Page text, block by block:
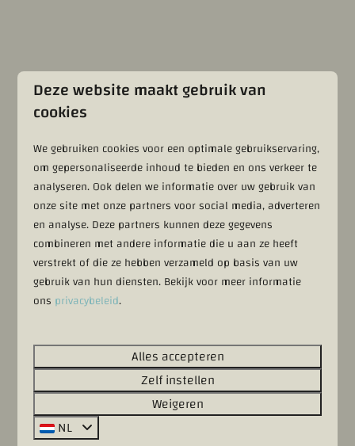
Contactformulier
Naam
Email
Opmerking of vraagOptioneel
Deze website maakt gebruik van
cookies
We gebruiken cookies voor een optimale gebruikservaring,
om gepersonaliseerde inhoud te bieden en ons verkeer te
analyseren. Ook delen we informatie over uw gebruik van
onze site met onze partners voor social media, adverteren
en analyse. Deze partners kunnen deze gegevens
combineren met andere informatie die u aan ze heeft
verstrekt of die ze hebben verzameld op basis van uw
gebruik van hun diensten. Bekijk voor meer informatie
ons privacybeleid.
Alles accepteren
Zelf instellen
Weigeren
NL